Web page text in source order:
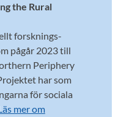
the Rural
forsknings-
pågår 2023 till
Periphery
har som
för sociala
mer om